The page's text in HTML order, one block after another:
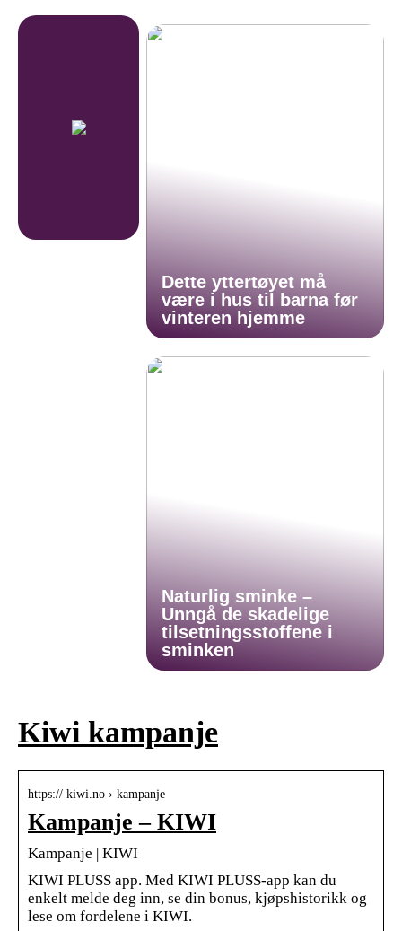
Dette yttertøyet må
være i hus til barna før
vinteren hjemme
Naturlig sminke –
Unngå de skadelige
tilsetningsstoffene i
sminken
Kiwi kampanje
https:// kiwi.no › kampanje
Kampanje – KIWI
Kampanje | KIWI
KIWI PLUSS app. Med KIWI PLUSS-app kan du
enkelt melde deg inn, se din bonus, kjøpshistorikk og
lese om fordelene i KIWI.